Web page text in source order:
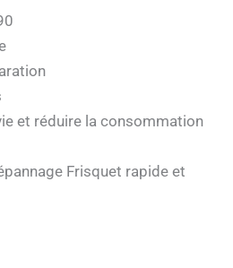
et réduire la consommation
Frisquet rapide et